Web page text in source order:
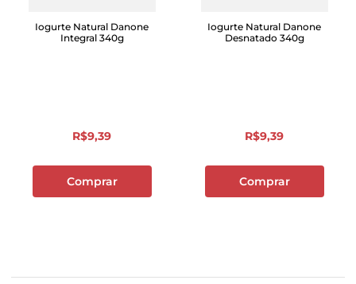
Iogurte Natural Danone
Integral 340g
R$9,39
Comprar
Iogurte Natural Danone
Desnatado 340g
R$9,39
Comprar